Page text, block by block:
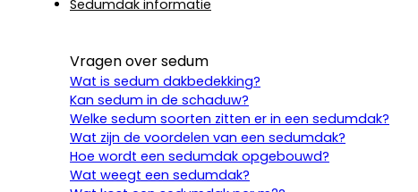
Sedumdak informatie
Vragen over sedum
Wat is sedum dakbedekking?
Kan sedum in de schaduw?
Welke sedum soorten zitten er in een sedumdak?
Wat zijn de voordelen van een sedumdak?
Hoe wordt een sedumdak opgebouwd?
Wat weegt een sedumdak?